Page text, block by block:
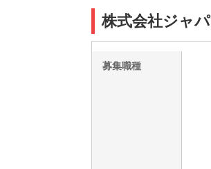
株式会社ジャ
募集職種